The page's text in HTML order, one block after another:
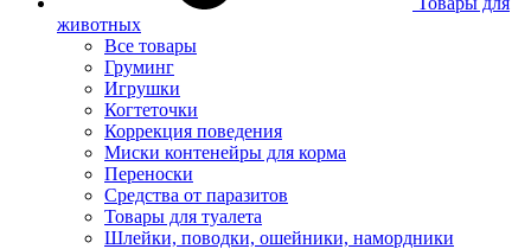
животных
Все товары
Груминг
Игрушки
Когтеточки
Коррекция поведения
Миски контенейры для корма
Переноски
Средства от паразитов
Товары для туалета
Шлейки, поводки, ошейники, намордники